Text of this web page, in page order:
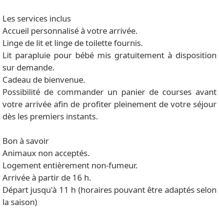
Les services inclus
Accueil personnalisé à votre arrivée.
Linge de lit et linge de toilette fournis.
Lit parapluie pour bébé mis gratuitement à disposition
sur demande.
Cadeau de bienvenue.
Possibilité de commander un panier de courses avant
votre arrivée afin de profiter pleinement de votre séjour
dès les premiers instants.
Bon à savoir
Animaux non acceptés.
Logement entièrement non-fumeur.
Arrivée à partir de 16 h.
Départ jusqu'à 11 h (horaires pouvant être adaptés selon
la saison)